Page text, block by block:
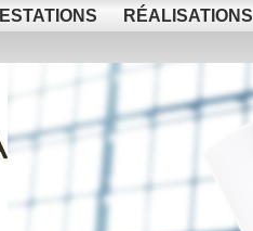
RÉALISATIONS